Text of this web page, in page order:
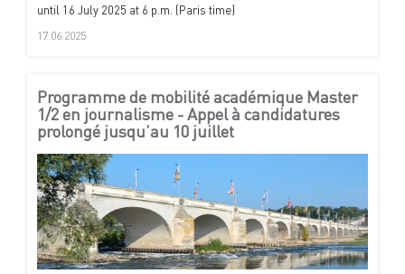
until 16 July 2025 at 6 p.m. (Paris time)
17.06.2025
Programme de mobilité académique Master
1/2 en journalisme - Appel à candidatures
prolongé jusqu’au 10 juillet